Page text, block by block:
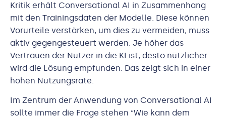
Kritik erhält Conversational AI in Zusammenhang
mit den Trainingsdaten der Modelle. Diese können
Vorurteile verstärken, um dies zu vermeiden, muss
aktiv gegengesteuert werden. Je höher das
Vertrauen der Nutzer in die KI ist, desto nützlicher
wird die Lösung empfunden. Das zeigt sich in einer
hohen Nutzungsrate.
Im Zentrum der Anwendung von Conversational AI
sollte immer die Frage stehen “Wie kann dem